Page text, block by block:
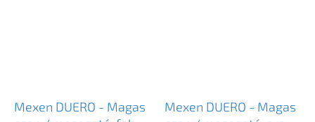
Mexen DUERO - Magas
Mexen DUERO - Magas